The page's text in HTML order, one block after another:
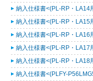
納入仕様書<(PL-RP・LA14
納入仕様書<(PL-RP・LA15
納入仕様書<(PL-RP・LA16
納入仕様書<(PL-RP・LA17
納入仕様書<(PL-RP・LA18
納入仕様書<(PLFY-